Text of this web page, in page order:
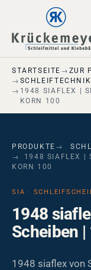
Skip to main
Skip to main content
Skip to page footer
STARTSEITE ZUR
SCHLEIFTECHNIK
1948 SIAFLEX |
KORN 100
PRODUKTE
1948 SIAFLEX |
KORN 100
SIA ·
1948
Scheiben
1948 siaflex von